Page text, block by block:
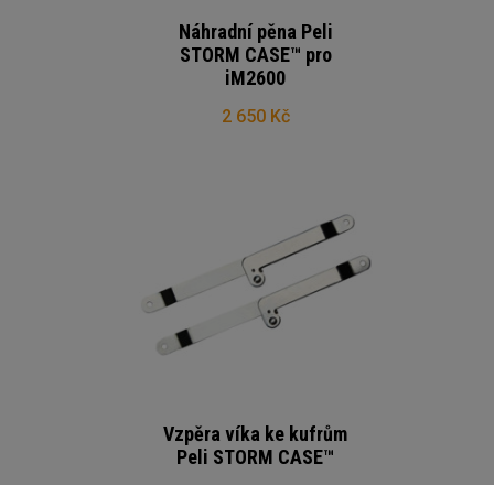
Náhradní pěna Peli
STORM CASE™ pro
iM2600
2 650 Kč
Vzpěra víka ke kufrům
Peli STORM CASE™